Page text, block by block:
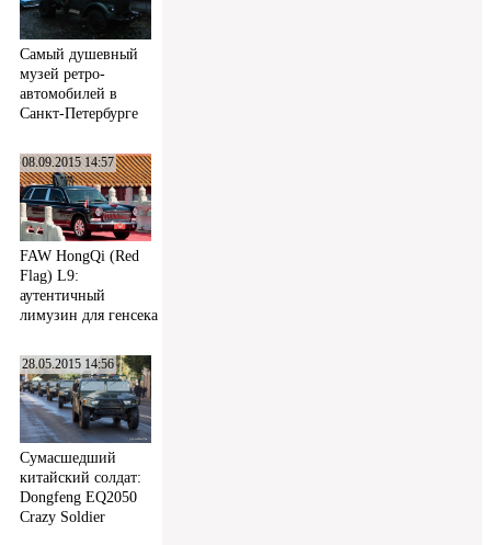
Самый душевный
музей ретро-
автомобилей в
Санкт-Петербурге
08.09.2015 14:57
FAW HongQi (Red
Flag) L9:
аутентичный
лимузин для генсека
28.05.2015 14:56
Сумасшедший
китайский солдат:
Dongfeng EQ2050
Crazy Soldier